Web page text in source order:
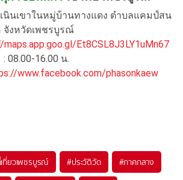
นินเขาในหมู่บ้านทางแดง ตำบลแคมป์สน
จังหวัดเพชรบูรณ์
Et8CSL8J3LY1uMn67
08.00-16.00 น.
www.facebook.com/phasonkaew
ที่ยวเพชรบูรณ์ #ประวัติวัด #ภาคกลาง